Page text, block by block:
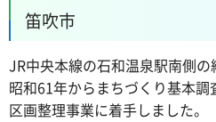
笛吹市
JR中央本線の石和温泉駅南側の
昭和61年からまちづくり基本
区画整理事業に着手しました。